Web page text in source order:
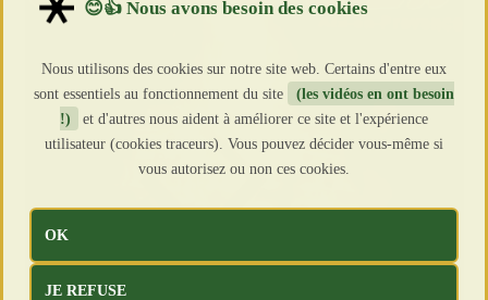
Nous utilisons des cookies sur notre site web. Certains d'entre eux
sont essentiels au fonctionnement du site
(les vidéos en ont besoin
!)
et d'autres nous aident à améliorer ce site et l'expérience
utilisateur (cookies traceurs). Vous pouvez décider vous-même si
vous autorisez ou non ces cookies.
OK
JE REFUSE